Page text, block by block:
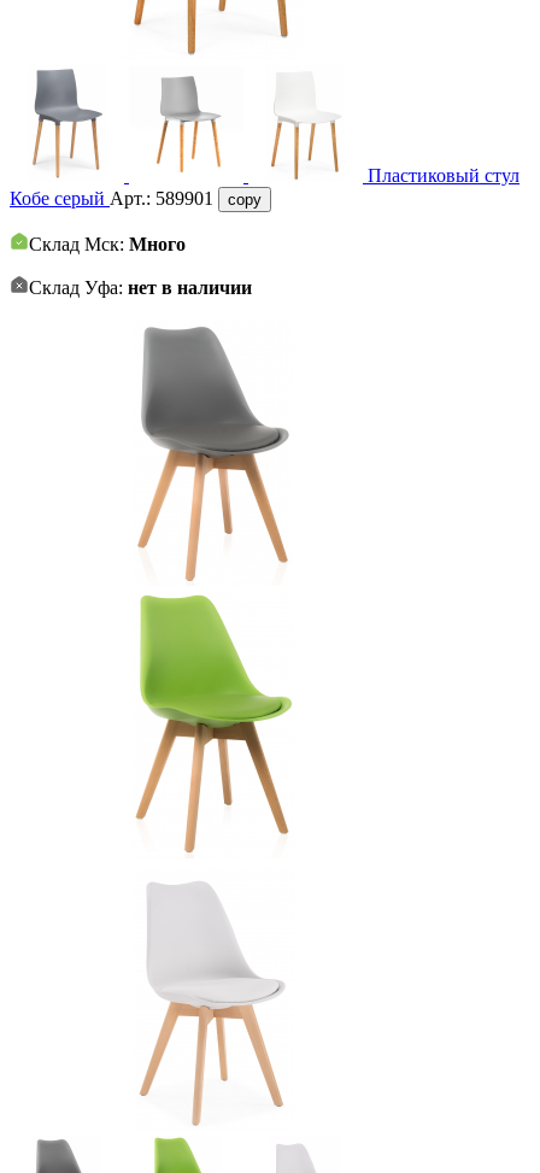
Пластиковый стул
Кобе серый Арт.: 589901 copy
Склад Мск: Много
Склад Уфа: нет в наличии